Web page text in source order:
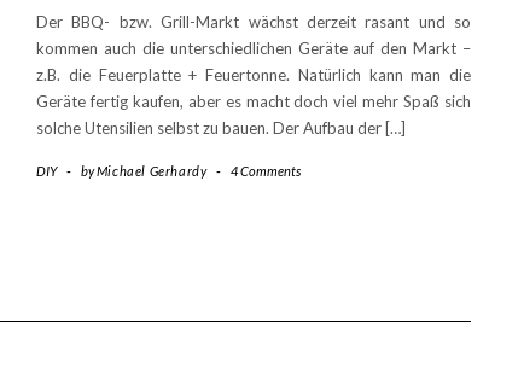
Der BBQ- bzw. Grill-Markt wächst derzeit rasant und so
kommen auch die unterschiedlichen Geräte auf den Markt –
z.B. die Feuerplatte + Feuertonne. Natürlich kann man die
Geräte fertig kaufen, aber es macht doch viel mehr Spaß sich
solche Utensilien selbst zu bauen. Der Aufbau der […]
DIY - byMichael Gerhardy - 4 Comments